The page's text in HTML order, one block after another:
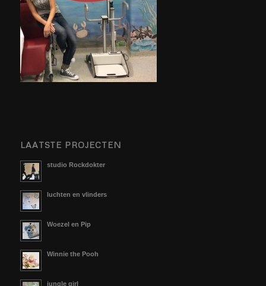
LAATSTE PROJECTEN
studio Rockdokter
luchten en vlinders
Woezel en Pip
Winnie the Pooh
jungle girl